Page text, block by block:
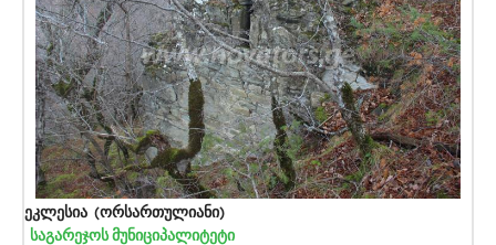
ეკლესია (ორსართულიანი)
საგარეჯოს მუნიციპალიტეტი